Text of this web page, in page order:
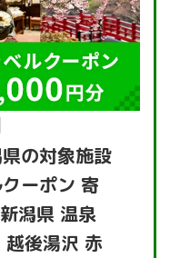
の対象施設
ーポン 寄
潟県 温泉
後湯沢 赤